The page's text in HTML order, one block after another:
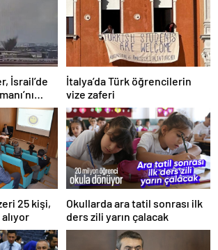
İsrail’de
İtalya’da Türk öğrencilerin
vize zaferi
25 kişi,
Okullarda ara tatil sonrası ilk
ders zili yarın çalacak